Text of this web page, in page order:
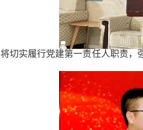
将切实履行党建第一责任人职责，